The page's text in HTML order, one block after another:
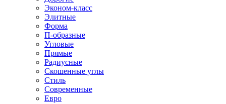
Эконом-класс
Элитные
Форма
П-образные
Угловые
Прямые
Радиусные
Скошенные углы
Стиль
Современные
Евро